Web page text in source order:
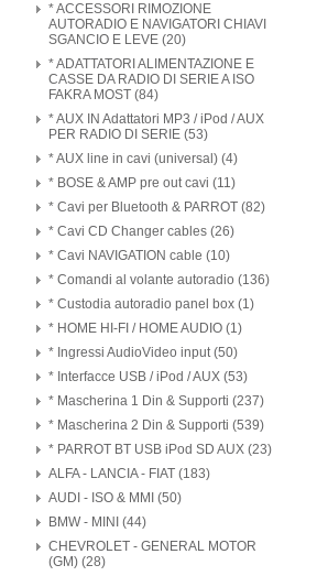
* ACCESSORI RIMOZIONE
AUTORADIO E NAVIGATORI CHIAVI
SGANCIO E LEVE (20)
* ADATTATORI ALIMENTAZIONE E
CASSE DA RADIO DI SERIE A ISO
FAKRA MOST (84)
* AUX IN Adattatori MP3 / iPod / AUX
PER RADIO DI SERIE (53)
* AUX line in cavi (universal) (4)
* BOSE & AMP pre out cavi (11)
* Cavi per Bluetooth & PARROT (82)
* Cavi CD Changer cables (26)
* Cavi NAVIGATION cable (10)
* Comandi al volante autoradio (136)
* Custodia autoradio panel box (1)
* HOME HI-FI / HOME AUDIO (1)
* Ingressi AudioVideo input (50)
* Interfacce USB / iPod / AUX (53)
* Mascherina 1 Din & Supporti (237)
* Mascherina 2 Din & Supporti (539)
* PARROT BT USB iPod SD AUX (23)
ALFA - LANCIA - FIAT (183)
AUDI - ISO & MMI (50)
BMW - MINI (44)
CHEVROLET - GENERAL MOTOR
(GM) (28)